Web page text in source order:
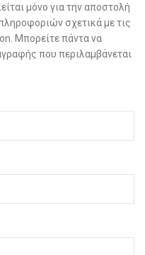
μόνο για την αποστολή
σχετικά με τις
Μπορείτε πάντα να
που περιλαμβάνεται